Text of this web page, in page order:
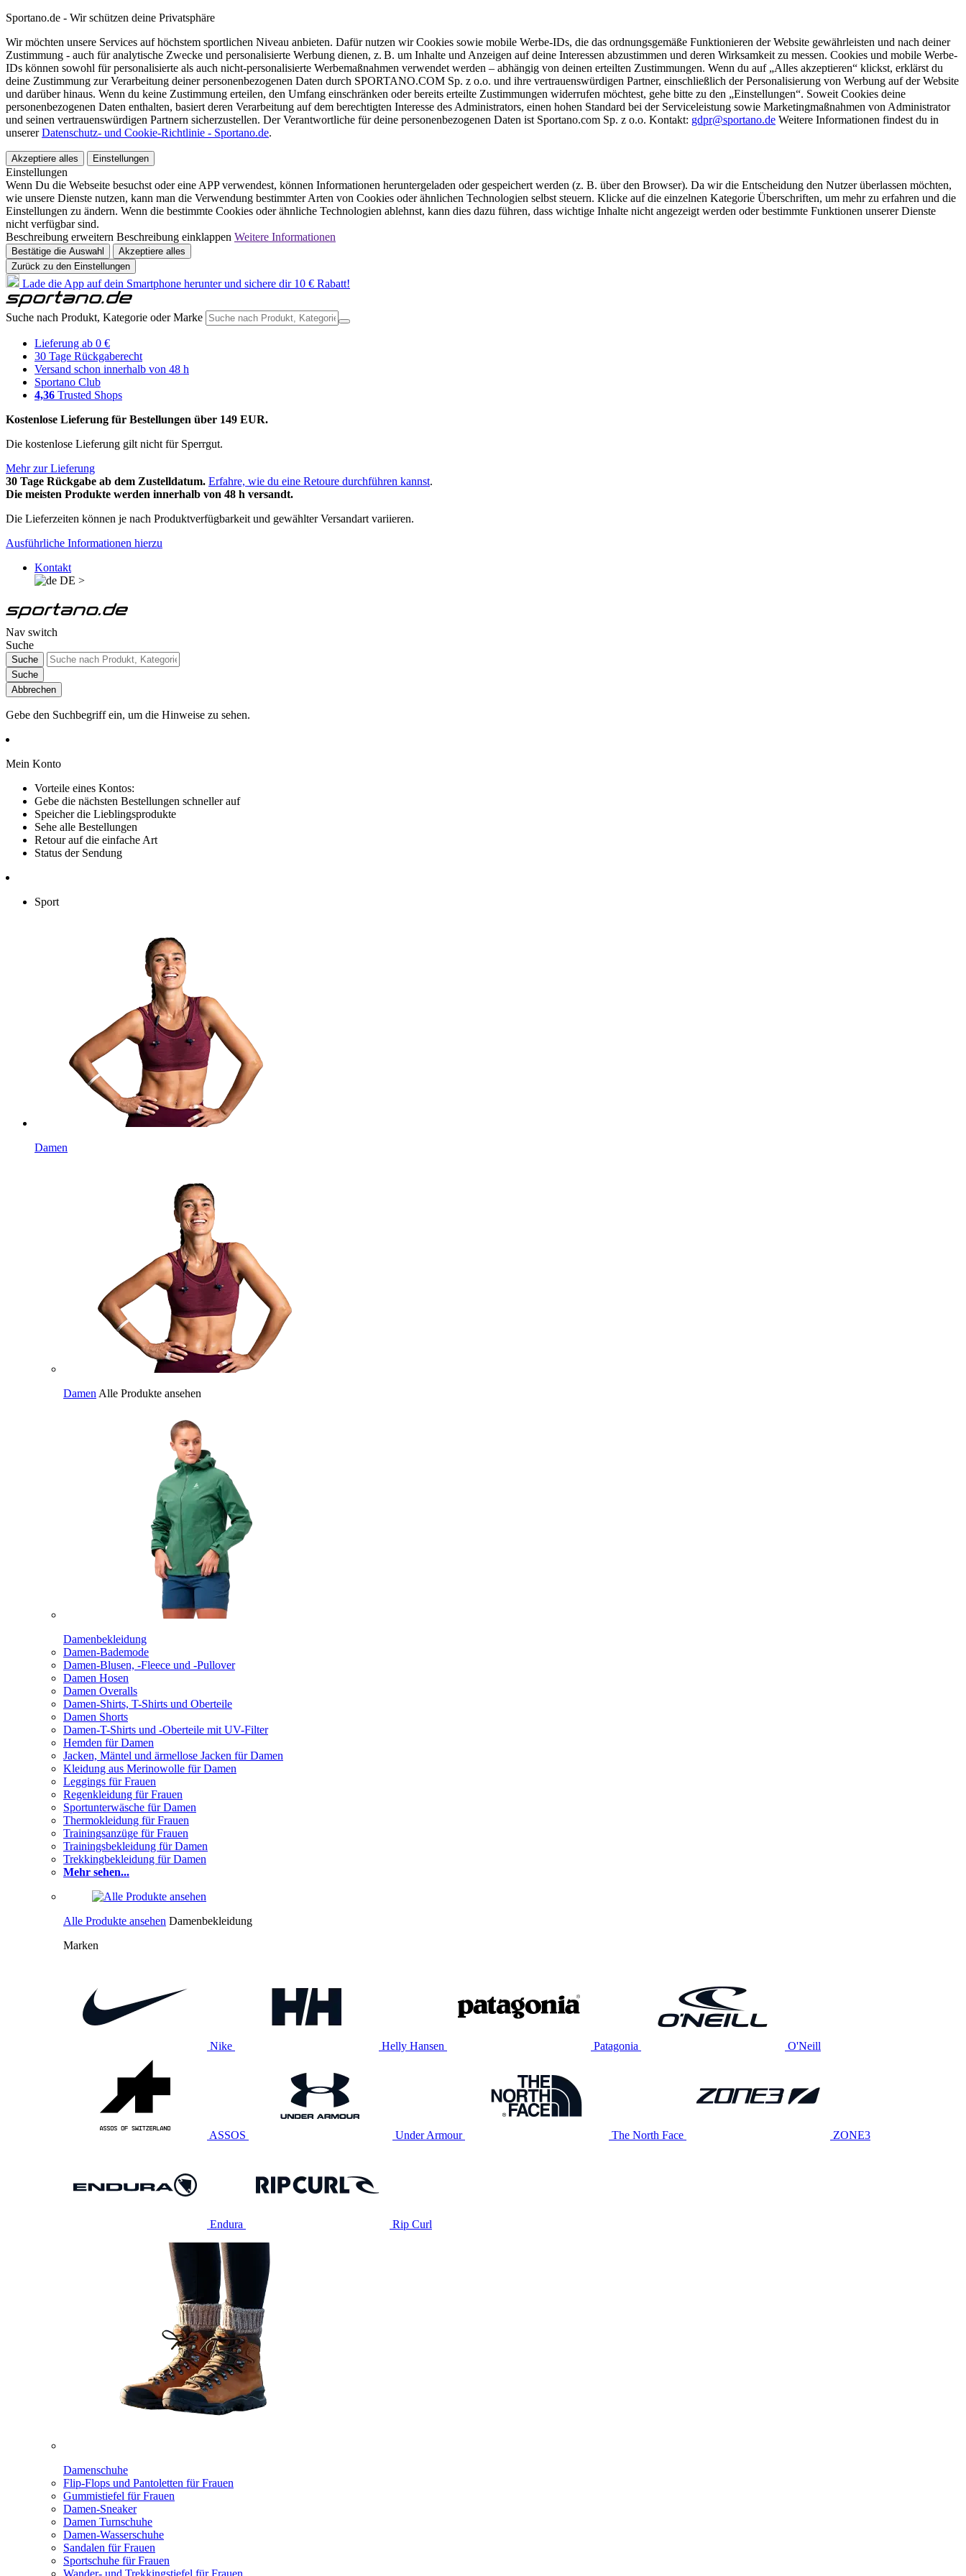
Sportano.de - Wir schützen deine Privatsphäre
Wir möchten unsere Services auf höchstem sportlichen Niveau anbieten. Dafür nutzen wir Cookies sowie mobile Werbe-IDs, die das ordnungsgemäße Funktionieren der Website gewährleisten und nach deiner
Zustimmung - auch für analytische Zwecke und personalisierte Werbung dienen, z. B. um Inhalte und Anzeigen auf deine Interessen abzustimmen und deren Wirksamkeit zu messen. Cookies und mobile Werbe-
IDs können sowohl für personalisierte als auch nicht-personalisierte Werbemaßnahmen verwendet werden – abhängig von deinen erteilten Zustimmungen. Wenn du auf „Alles akzeptieren“ klickst, erklärst du
deine Zustimmung zur Verarbeitung deiner personenbezogenen Daten durch SPORTANO.COM Sp. z o.o. und ihre vertrauenswürdigen Partner, einschließlich der Personalisierung von Werbung auf der Website
und darüber hinaus. Wenn du keine Zustimmung erteilen, den Umfang einschränken oder bereits erteilte Zustimmungen widerrufen möchtest, gehe bitte zu den „Einstellungen“. Soweit Cookies deine
personenbezogenen Daten enthalten, basiert deren Verarbeitung auf dem berechtigten Interesse des Administrators, einen hohen Standard bei der Serviceleistung sowie Marketingmaßnahmen von Administrator
und seinen vertrauenswürdigen Partnern sicherzustellen. Der Verantwortliche für deine personenbezogenen Daten ist Sportano.com Sp. z o.o. Kontakt: gdpr@sportano.de Weitere Informationen findest du in
unsererDatenschutz- und Cookie-Richtlinie - Sportano.de.
Akzeptiere alles Einstellungen
Einstellungen
Wenn Du die Webseite besuchst oder eine APP verwendest, können Informationen heruntergeladen oder gespeichert werden (z. B. über den Browser). Da wir die Entscheidung den Nutzer überlassen möchten,
wie unsere Dienste nutzen, kann man die Verwendung bestimmter Arten von Cookies oder ähnlichen Technologien selbst steuern. Klicke auf die einzelnen Kategorie Überschriften, um mehr zu erfahren und die
Einstellungen zu ändern. Wenn die bestimmte Cookies oder ähnliche Technologien ablehnst, kann dies dazu führen, dass wichtige Inhalte nicht angezeigt werden oder bestimmte Funktionen unserer Dienste
nicht verfügbar sind.
Beschreibung erweitern Beschreibung einklappen Weitere Informationen
Bestätige die Auswahl
Akzeptiere alles
Zurück zu den Einstellungen
Lade die App auf dein Smartphone herunter und sichere dir 10 € Rabatt!
Suche nach Produkt, Kategorie oder Marke
Lieferung ab 0 €
30 Tage Rückgaberecht
Versand schon innerhalb von 48 h
Sportano Club
4,36 Trusted Shops
Kostenlose Lieferung für Bestellungen über 149 EUR.
Die kostenlose Lieferung gilt nicht für Sperrgut.
Mehr zur Lieferung
30 Tage Rückgabe ab dem Zustelldatum. Erfahre, wie du eine Retoure durchführen kannst.
Die meisten Produkte werden innerhalb von 48 h versandt.
Die Lieferzeiten können je nach Produktverfügbarkeit und gewählter Versandart variieren.
Ausführliche Informationen hierzu
Kontakt
DE >
Nav switch
Suche
Suche
Suche
Abbrechen
Gebe den Suchbegriff ein, um die Hinweise zu sehen.
Mein Konto
Vorteile eines Kontos:
Gebe die nächsten Bestellungen schneller auf
Speicher die Lieblingsprodukte
Sehe alle Bestellungen
Retour auf die einfache Art
Status der Sendung
Sport
Damen
Damen Alle Produkte ansehen
Damenbekleidung
Damen-Bademode
Damen-Blusen, -Fleece und -Pullover
Damen Hosen
Damen Overalls
Damen-Shirts, T-Shirts und Oberteile
Damen Shorts
Damen-T-Shirts und -Oberteile mit UV-Filter
Hemden für Damen
Jacken, Mäntel und ärmellose Jacken für Damen
Kleidung aus Merinowolle für Damen
Leggings für Frauen
Regenkleidung für Frauen
Sportunterwäsche für Damen
Thermokleidung für Frauen
Trainingsanzüge für Frauen
Trainingsbekleidung für Damen
Trekkingbekleidung für Damen
Mehr sehen...
Alle Produkte ansehen Damenbekleidung
Marken
Nike Helly Hansen Patagonia O'Neill
ASSOS Under Armour The North Face ZONE3
Endura Rip Curl
Damenschuhe
Flip-Flops und Pantoletten für Frauen
Gummistiefel für Frauen
Damen-Sneaker
Damen Turnschuhe
Damen-Wasserschuhe
Sandalen für Frauen
Sportschuhe für Frauen
Wander- und Trekkingstiefel für Frauen